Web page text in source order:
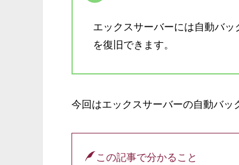
エックスサーバーには自動バ
を復旧できます。
今回はエックスサーバーの自動バッ
この記事で分かること